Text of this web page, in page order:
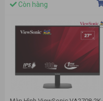
Còn hàng